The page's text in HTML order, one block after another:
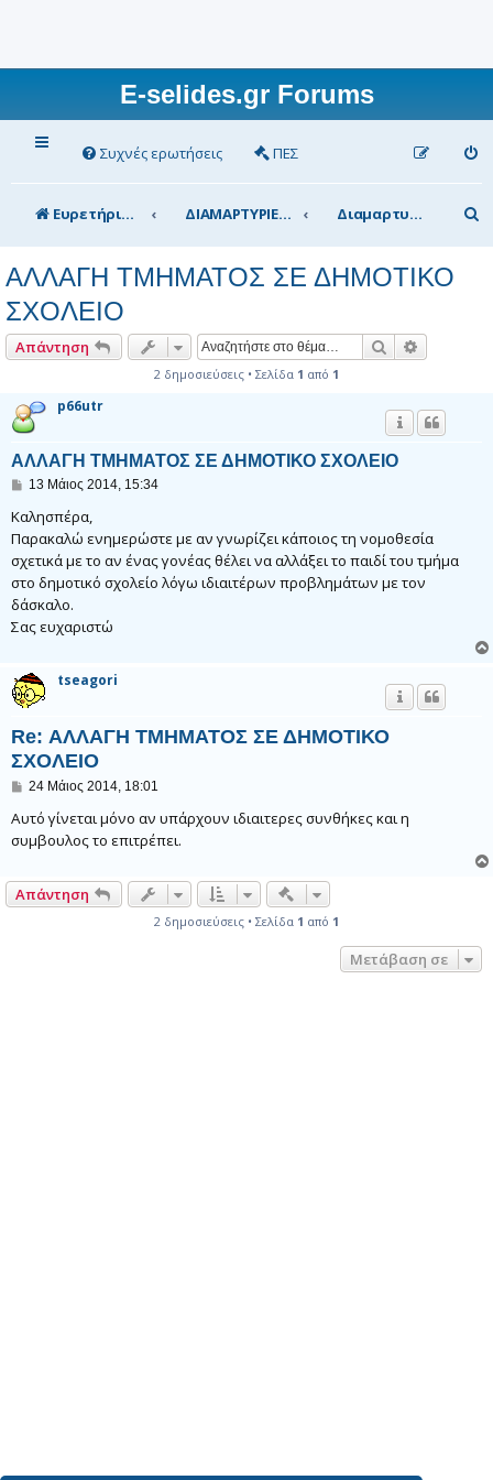
E-selides.gr Forums
Συχνές ερωτήσεις ΠΕΣ
Ευρετήριο Δ. Συζήτησης ΔΙΑΜΑΡΤΥΡΙΕΣ Διαμαρτυρίες γονέων
ν
ΑΛΛΑΓΗ ΤΜΗΜΑΤΟΣ ΣΕ ΔΗΜΟΤΙΚΟ
ΣΧΟΛΕΙΟ
Απάντηση Αναζήτηση
2 δημοσιεύσεις • Σελίδα 1 από 1
p66utr
ΑΛΛΑΓΗ ΤΜΗΜΑΤΟΣ ΣΕ ΔΗΜΟΤΙΚΟ ΣΧΟΛΕΙΟ
Δ
μ
σ
ί
υ
σ
η
13 Μάιος 2014, 15:34
Καλησπέρα,
Παρακαλώ ενημερώστε με αν γνωρίζει κάποιος τη νομοθεσία
σχετικά με το αν ένας γονέας θέλει να αλλάξει το παιδί του τμήμα
στο δημοτικό σχολείο λόγω ιδιαιτέρων προβλημάτων με τον
δάσκαλο.
Σας ευχαριστώ
tseagori
Re: ΑΛΛΑΓΗ ΤΜΗΜΑΤΟΣ ΣΕ ΔΗΜΟΤΙΚΟ
ΣΧΟΛΕΙΟ
Δ
μ
σ
ε
υ
σ
24 Μάιος 2014, 18:01
Αυτό γίνεται μόνο αν υπάρχουν ιδιαιτερες συνθήκες και η
συμβουλος το επιτρέπει.
Απάντηση Γρήγορα εργαλεία
2 δημοσιεύσεις • Σελίδα 1 από 1
Μετάβαση σε